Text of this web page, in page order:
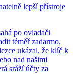
lepší přístroje
po ovladači
téměř zadarmo,
ukázal, že klíč k
nad našimi
sráží účty za